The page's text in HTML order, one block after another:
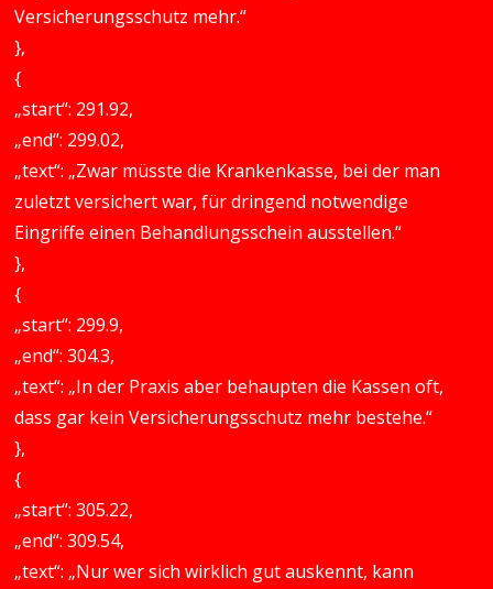
Versicherungsschutz mehr.“
},
{
„start“: 291.92,
„end“: 299.02,
„text“: „Zwar müsste die Krankenkasse, bei der man
zuletzt versichert war, für dringend notwendige
Eingriffe einen Behandlungsschein ausstellen.“
},
{
„start“: 299.9,
„end“: 304.3,
„text“: „In der Praxis aber behaupten die Kassen oft,
dass gar kein Versicherungsschutz mehr bestehe.“
},
{
„start“: 305.22,
„end“: 309.54,
„text“: „Nur wer sich wirklich gut auskennt, kann